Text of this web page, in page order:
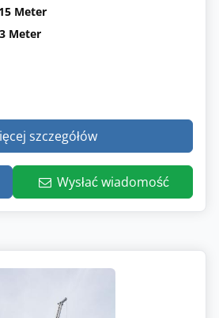
Meter
Meter
szczegółów
Wysłać wiadomość